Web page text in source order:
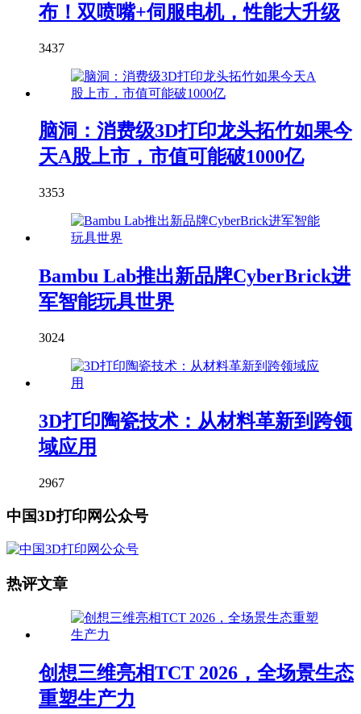
布！双喷嘴+伺服电机，性能大升级
3437
脑洞：消费级3D打印龙头拓竹如果今
天A股上市，市值可能破1000亿
3353
Bambu Lab推出新品牌CyberBrick进
军智能玩具世界
3024
3D打印陶瓷技术：从材料革新到跨领
域应用
2967
中国3D打印网公众号
热评文章
创想三维亮相TCT 2026，全场景生态
重塑生产力